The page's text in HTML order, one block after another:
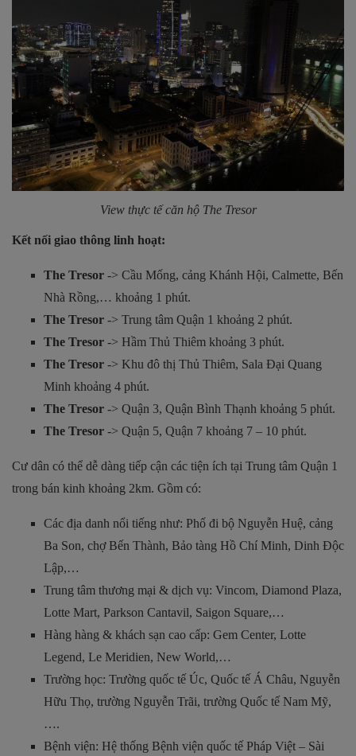
View thực tế căn hộ The Tresor
Kết nối giao thông linh hoạt:
The Tresor -> Cầu Mống, cảng Khánh Hội, Calmette, Bến
Nhà Rồng,… khoảng 1 phút.
The Tresor -> Trung tâm Quận 1 khoảng 2 phút.
The Tresor -> Hầm Thủ Thiêm khoảng 3 phút.
The Tresor -> Khu đô thị Thủ Thiêm, Sala Đại Quang
Minh khoảng 4 phút.
The Tresor -> Quận 3, Quận Bình Thạnh khoảng 5 phút.
The Tresor -> Quận 5, Quận 7 khoảng 7 – 10 phút.
Cư dân có thể dễ dàng tiếp cận các tiện ích tại Trung tâm Quận 1
trong bán kinh khoảng 2km. Gồm có:
Các địa danh nổi tiếng như: Phố đi bộ Nguyễn Huệ, cảng
Ba Son, chợ Bến Thành, Bảo tàng Hồ Chí Minh, Dinh Độc
Lập,…
Trung tâm thương mại & dịch vụ: Vincom, Diamond Plaza,
Lotte Mart, Parkson Cantavil, Saigon Square,…
Hàng hàng & khách sạn cao cấp: Gem Center, Lotte
Legend, Le Meridien, New World,…
Trường học: Trường quốc tế Úc, Quốc tế Á Châu, Nguyễn
Hữu Thọ, trường Nguyễn Trãi, trường Quốc tế Nam Mỹ,
….
Bệnh viện: Hệ thống Bệnh viện quốc tế Pháp Việt – Sài